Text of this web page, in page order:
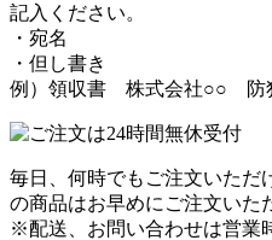
記入ください。
・宛名
・但し書き
例）領収書 株式会社○○ 防
毎日、何時でもご注文いただ
の商品はお早めにご注文いた
※配送、お問い合わせは営業